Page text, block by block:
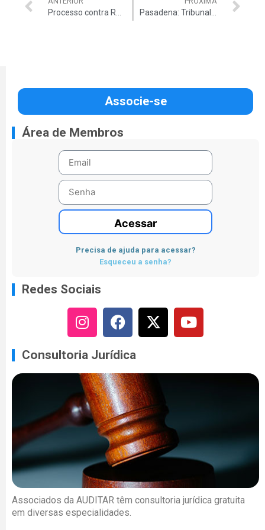
Processo contra Renan vai ao Supremo Pasadena: Tribunal autua TCE
Associe-se
Área de Membros
Acessar
Precisa de ajuda para acessar?
Esqueceu a senha?
Redes Sociais
Consultoria Jurídica
Associados da AUDITAR têm consultoria jurídica gratuita
em diversas especialidades.